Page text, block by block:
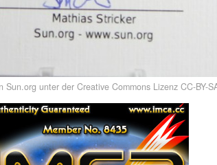
Sun.org unter der Creative Commons Lizenz CC-BY-